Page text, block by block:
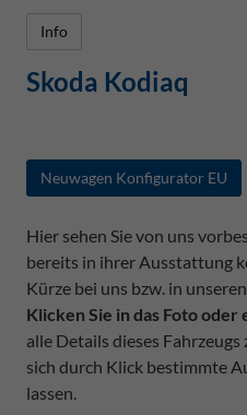
Info
Skoda Kodiaq
Neuwagen Konfigurator EU
Hier sehen Sie von uns
bereits in ihrer Ausstattung
Kürze bei uns bzw. in
Klicken Sie in das Foto oder
alle Details dieses Fahrzeugs
sich durch Klick bestimmte
lassen.